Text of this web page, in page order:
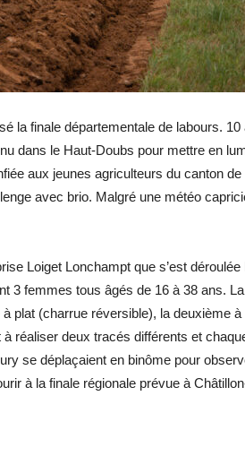
Hebdo25
la finale départementale de labours. 10
dans le Haut-Doubs pour mettre en
aux jeunes agriculteurs du canton de
avec brio. Malgré une météo
Loiget Lonchampt que s’est déroulée
3 femmes tous âgés de 16 à 38 ans.
à plat (charrue réversible), la deuxième à
réaliser deux tracés différents et
se déplaçaient en binôme pour
à la finale régionale prévue à